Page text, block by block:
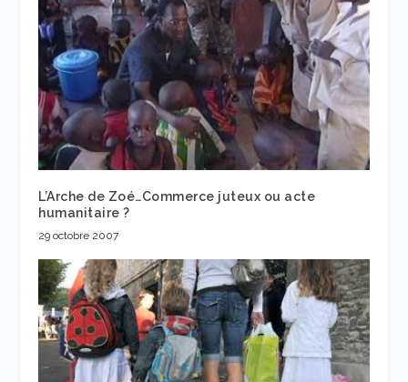
L’Arche de Zoé…Commerce juteux ou acte
humanitaire ?
29 octobre 2007